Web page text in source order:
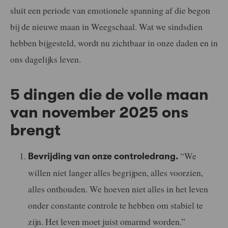
sluit een periode van emotionele spanning af die begon
bij de nieuwe maan in Weegschaal. Wat we sindsdien
hebben bijgesteld, wordt nu zichtbaar in onze daden en in
ons dagelijks leven.
5 dingen die de volle maan
van november 2025 ons
brengt
Bevrijding van onze controledrang. “We
willen niet langer alles begrijpen, alles voorzien,
alles onthouden. We hoeven niet alles in het leven
onder constante controle te hebben om stabiel te
zijn. Het leven moet juist omarmd worden.”